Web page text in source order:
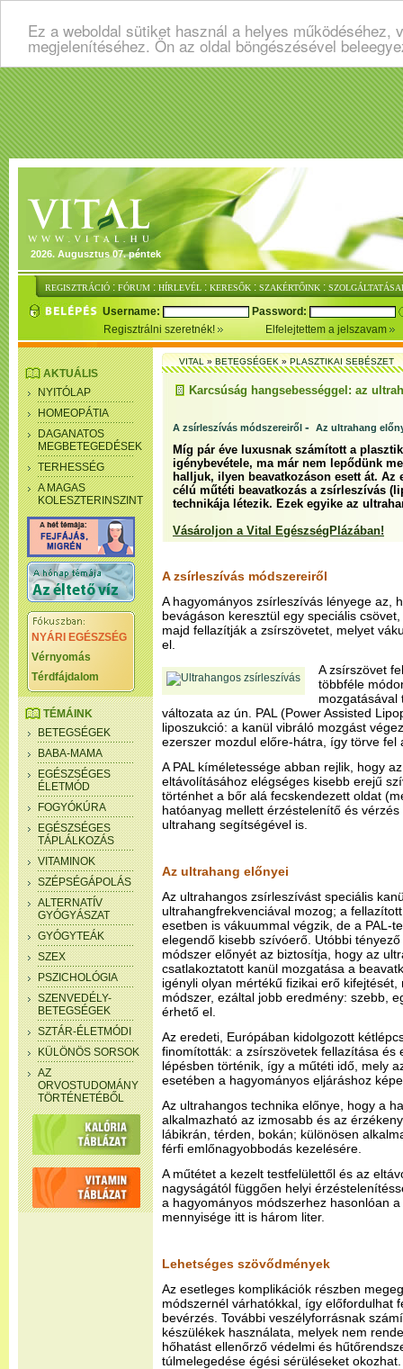
Ez a weboldal sütiket használ a helyes
megjelenítéséhez. Ön az oldal böngészésével
2026. Augusztus 07. péntek
REGISZTRÁCIÓ : FÓRUM : HÍRLEVÉL : KERESŐK : SZAKÉRTŐINK :
Username:
Password:
Regisztrálni szeretnék!
Elfelejtettem a jelszavam
AKTUÁLIS
NYITÓLAP
HOMEOPÁTIA
DAGANATOS
MEGBETEGEDÉSEK
TERHESSÉG
A MAGAS
KOLESZTERINSZINT
NYÁRI EGÉSZSÉG
Vérnyomás
Térdfájdalom
TÉMÁINK
BETEGSÉGEK
BABA-MAMA
EGÉSZSÉGES
ÉLETMÓD
FOGYÓKÚRA
EGÉSZSÉGES
TÁPLÁLKOZÁS
VITAMINOK
SZÉPSÉGÁPOLÁS
ALTERNATÍV
GYÓGYÁSZAT
GYÓGYTEÁK
SZEX
PSZICHOLÓGIA
SZENVEDÉLY-
BETEGSÉGEK
SZTÁR-ÉLETMÓDI
KÜLÖNÖS SORSOK
AZ
ORVOSTUDOMÁNY
TÖRTÉNETÉBŐL
VITAL»BETEGSÉGEK»PLASZTIKAI SEBÉSZET
Karcsúság hangsebességgel: az
A zsírleszívás módszereiről - Az ultrahang
Míg pár éve luxusnak számított a
igénybevétele, ma már nem lepődünk
halljuk, ilyen beavatkozáson esett át.
célú műtéti beavatkozás a zsírleszívás
technikája létezik. Ezek egyike az
Vásároljon a Vital EgészségPlázában!
A zsírleszívás módszereiről
A hagyományos zsírleszívás lényege az,
bevágáson keresztül egy speciális
majd fellazítják a zsírszövetet, melyet
el.
A zsírszövet
többféle
mozgatásával
változata az ún. PAL (Power Assisted
liposzukció: a kanül vibráló mozgást
ezerszer mozdul előre-hátra, így törve fel
A PAL kíméletessége abban rejlik, hogy
eltávolításához elégséges kisebb erejű
történhet a bőr alá fecskendezett oldat
hatóanyag mellett érzéstelenítő és
ultrahang segítségével is.
Az ultrahang előnyei
Az ultrahangos zsírleszívást speciális
ultrahangfrekvenciával mozog; a
esetben is vákuummal végzik, de a PAL-
elegendő kisebb szívóerő. Utóbbi
módszer előnyét az biztosítja, hogy az
csatlakoztatott kanül mozgatása a
igényli olyan mértékű fizikai erő
módszer, ezáltal jobb eredmény: szebb,
érhető el.
Az eredeti, Európában kidolgozott
finomították: a zsírszövetek fellazítása és
lépésben történik, így a műtéti idő, mely
esetében a hagyományos eljáráshoz
Az ultrahangos technika előnye, hogy a
alkalmazható az izmosabb és az
lábikrán, térden, bokán; különösen
férfi emlőnagyobbodás kezelésére.
A műtétet a kezelt testfelülettől és az
nagyságától függően helyi
a hagyományos módszerhez hasonlóan
mennyisége itt is három liter.
Lehetséges szövődmények
Az esetleges komplikációk részben
módszernél várhatókkal, így előfordulhat
bevérzés. További veszélyforrásnak
készülékek használata, melyek nem
hőhatást ellenőrző védelmi és
túlmelegedése égési sérüléseket okozhat.